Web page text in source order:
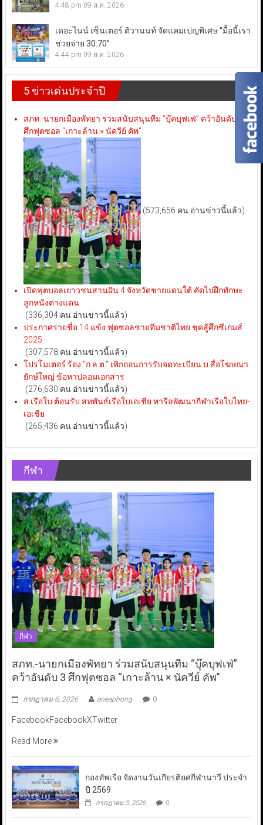
4:48 pm 09 ส.ค. 2026
เดอะไนน์ เซ็นเตอร์ ติวานนท์ จัดแคมเปญพิเศษ “มื้อนี้เรา
ช่วยจ่าย 30:70”
4:44 pm 09 ส.ค. 2026
5 ข่าวเด่นประจำปี
สภท.-นายกเมืองพัทยา ร่วมสนับสนุนทีม “บุ๊คบุฟเฟ่” คว้าอันดับ 3
ศึกฟุตซอล “เกาะล้าน × นัควีย์ คัพ”
(573,656 คน อ่านข่าวนี้แล้ว)
เปิดฟุตบอลเยาวชนสานฝัน 4 จังหวัดชายแดนใต้ คัดไปฝึกทักษะ
ลูกหนังต่างแดน
(336,304 คน อ่านข่าวนี้แล้ว)
ประกาศรายชื่อ 14 แข้ง ฟุตซอลชายทีมชาติไทย ชุดสู้ศึกซีเกมส์
2025
(307,578 คน อ่านข่าวนี้แล้ว)
โปรโมเตอร์ ร้อง “ก.ล.ต.” เพิกถอนการรับจดทะเบียน บ.สื่อโฆษณา
ยักษ์ใหญ่ ข้อหาปลอมเอกสาร
(276,630 คน อ่านข่าวนี้แล้ว)
ส.เรือใบ ต้อนรับ สหพันธ์เรือใบเอเชีย หารือพัฒนากีฬาเรือใบไทย-
เอเชีย
(265,436 คน อ่านข่าวนี้แล้ว)
กีฬา
กีฬา
สภท.-นายกเมืองพัทยา ร่วมสนับสนุนทีม “บุ๊คบุฟเฟ่”
คว้าอันดับ 3 ศึกฟุตซอล “เกาะล้าน × นัควีย์ คัพ”
กรกฎาคม 6, 2026 aneaphong 0
FacebookFacebookXTwitter
Read More
กองทัพเรือ จัดงานวันเกียรติยศกีฬานาวี ประจำ
ปี 2569
กรกฎาคม 3, 2026 0